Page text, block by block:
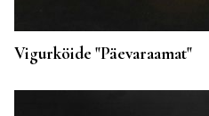
Vigurköide "Päevaraamat"